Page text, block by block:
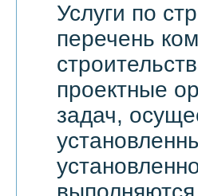
Услуги по
перечень
проектные
задач,